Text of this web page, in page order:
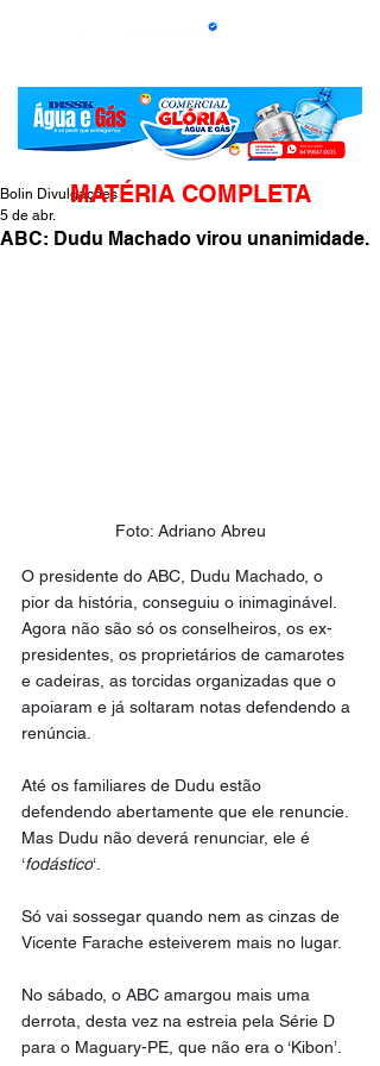
ABC: Dudu Machado virou unanimidade.
Bolin Divulgações
5 de abr.
Foto: Adriano Abreu
O presidente do ABC, Dudu Machado, o
pior da história, conseguiu o inimaginável.
Agora não são só os conselheiros, os ex-
presidentes, os proprietários de camarotes
e cadeiras, as torcidas organizadas que o
apoiaram e já soltaram notas defendendo a
renúncia.
Até os familiares de Dudu estão
defendendo abertamente que ele renuncie.
Mas Dudu não deverá renunciar, ele é
‘fodástico‘.
Só vai sossegar quando nem as cinzas de
Vicente Farache esteiverem mais no lugar.
No sábado, o ABC amargou mais uma
derrota, desta vez na estreia pela Série D
para o Maguary-PE, que não era o ‘Kibon’.
MATÉRIA COMPLETA